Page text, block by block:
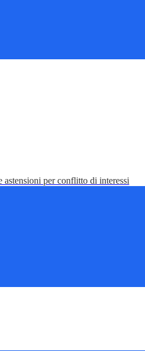
per conflitto di interessi